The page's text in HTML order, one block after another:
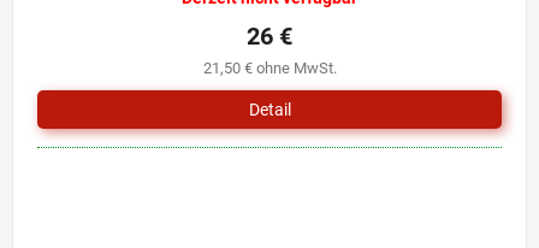
21,50 € ohne MwSt.
26 €
Detail